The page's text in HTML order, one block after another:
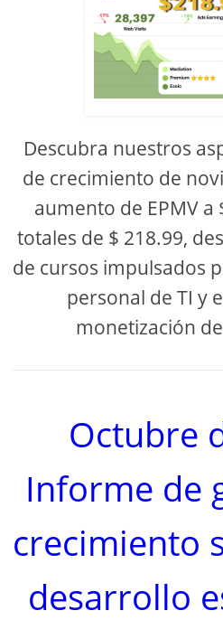
Descubra nuestros
de crecimiento de
aumento de EPMV a
totales de $ 218.99,
de cursos impulsados
personal de TI y
monetización
Octubre
Informe de
crecimiento
desarrollo